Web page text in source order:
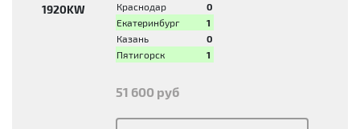
1920KW
Краснодар
0
Екатеринбург
1
Казань
0
Пятигорск
1
51 600 руб